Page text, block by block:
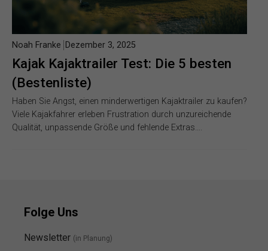
Kajak Kajaktrailer Test: Die 5 besten
(Bestenliste)
Noah Franke Dezember 3, 2025
Haben Sie Angst, einen minderwertigen Kajaktrailer zu kaufen?
Viele Kajakfahrer erleben Frustration durch unzureichende
Qualität, unpassende Größe und fehlende Extras….
Folge Uns
Newsletter (in Planung)